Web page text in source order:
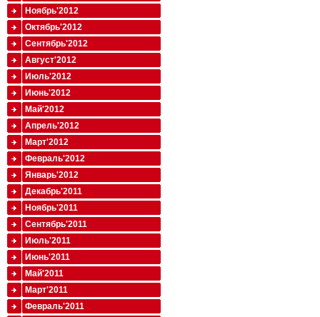
Ноябрь'2012
Октябрь'2012
Сентябрь'2012
Август'2012
Июль'2012
Июнь'2012
Май'2012
Апрель'2012
Март'2012
Февраль'2012
Январь'2012
Декабрь'2011
Ноябрь'2011
Сентябрь'2011
Июль'2011
Июнь'2011
Май'2011
Март'2011
Февраль'2011